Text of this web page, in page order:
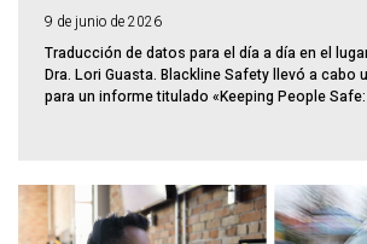
9 de junio de 2026
Traducción de datos para el día a día en el
Dra. Lori Guasta. Blackline Safety llevó a cabo
para un informe titulado «Keeping People